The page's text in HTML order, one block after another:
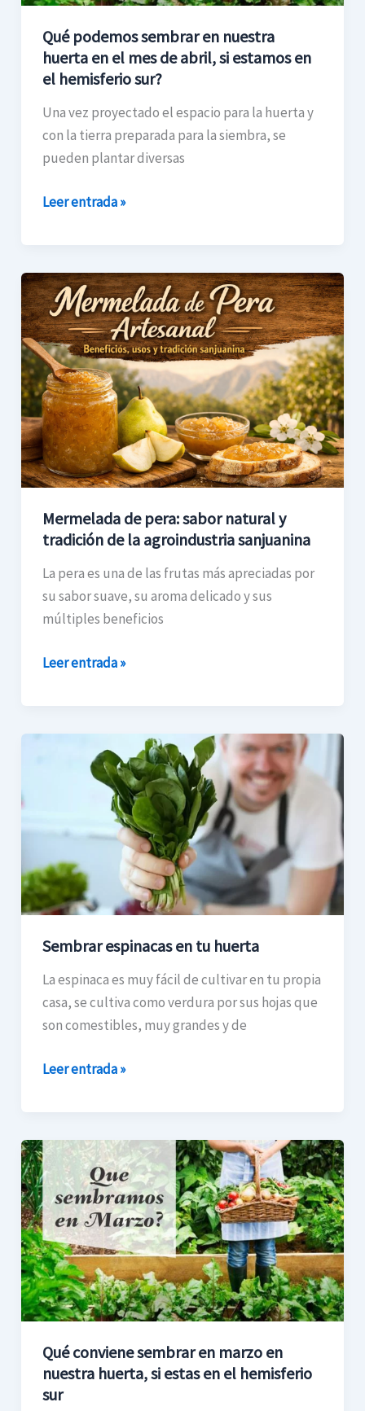
Qué podemos sembrar en nuestra
huerta en el mes de abril, si estamos en
el hemisferio sur?
Una vez proyectado el espacio para la huerta y
con la tierra preparada para la siembra, se
pueden plantar diversas
de
abril,
si
estamos
en
el
sur?
Leer entrada »
Mermelada de pera: sabor natural y
tradición de la agroindustria sanjuanina
La pera es una de las frutas más apreciadas por
su sabor suave, su aroma delicado y sus
múltiples beneficios
Mermelada
de
pera:
sabor
natural
y
tradición
de
la
agroindustria
sanjuanina
Leer entrada »
Sembrar espinacas en tu huerta
La espinaca es muy fácil de cultivar en tu propia
casa, se cultiva como verdura por sus hojas que
son comestibles, muy grandes y de
espinacas
huerta
Leer entrada »
Qué conviene sembrar en marzo en
nuestra huerta, si estas en el hemisferio
sur
Qué
conviene
sembrar
en
marzo
en
nuestra
huerta,
estas
en
el